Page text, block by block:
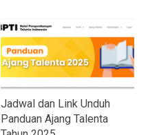
Jadwal dan Link Unduh
Panduan Ajang Talenta